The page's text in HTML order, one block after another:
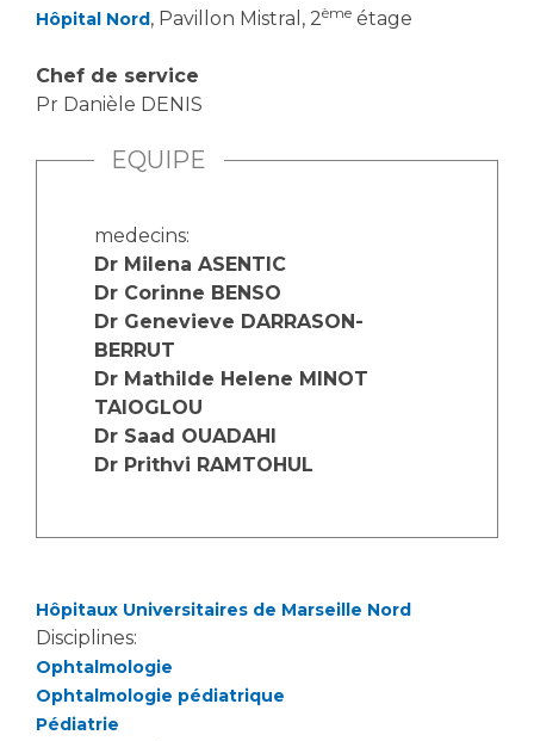
Vivre ensemble à l'hôpital
Laïcité et cultes
Livret d'accueil
Salon des familles
Transports sanitaires
Vos droits, vos devoirs
Handicap
Mouvement Parcours Handicap 13
Activité physique
Emplois socio-éducatifs
Stages paramédicaux
Chercheurs
La recherche clinique à l'AP-HM
Les structures de recherche
Écoles et Instituts de Formation
Plateforme des internes
Professionnels de santé
Adresser un patient
Réseaux de soins
Adresser un examen au Laboratoire de Biologie
Médicale
Radiologie / Imagerie
Hôpital Nord, Pavillon Mistral, 2ème étage
Chef de service
Pr Danièle DENIS
EQUIPE
medecins:
Dr Milena ASENTIC
Dr Corinne BENSO
Dr Genevieve DARRASON-
BERRUT
Dr Mathilde Helene MINOT
TAIOGLOU
Dr Saad OUADAHI
Dr Prithvi RAMTOHUL
Hôpitaux Universitaires de Marseille Nord
Disciplines:
Ophtalmologie
Ophtalmologie pédiatrique
Pédiatrie